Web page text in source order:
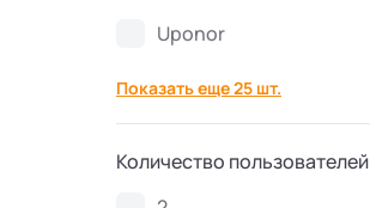
Септики SANI
Септики GEO 6
Септики Аэробокс 4
Uponor
Показать еще 25 шт.
Количество пользователей